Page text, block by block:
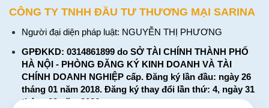
CÔNG TY TNHH ĐẦU TƯ THƯƠNG MẠI SARINA
Người đại diện pháp luật: NGUYỄN THỊ PHƯƠNG
GPĐKKD: 0314861899 do SỞ TÀI CHÍNH THÀNH PHỐ
HÀ NỘI - PHÒNG ĐĂNG KÝ KINH DOANH VÀ TÀI
CHÍNH DOANH NGHIỆP cấp. Đăng ký lần đầu: ngày 26
tháng 01 năm 2018. Đăng ký thay đổi lần thứ: 4, ngày 31
tháng 03 năm 2026